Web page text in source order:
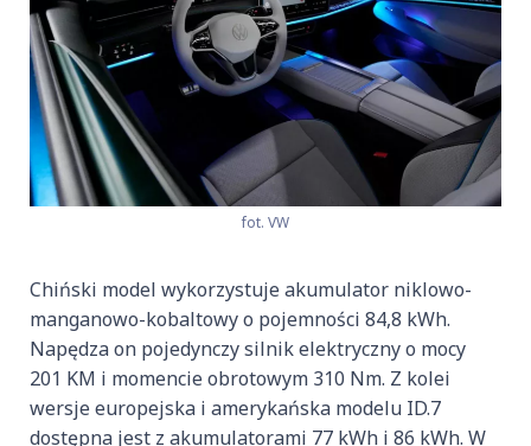
fot. VW
Chiński model wykorzystuje akumulator niklowo-
manganowo-kobaltowy o pojemności 84,8 kWh.
Napędza on pojedynczy silnik elektryczny o mocy
201 KM i momencie obrotowym 310 Nm. Z kolei
wersje europejska i amerykańska modelu ID.7
dostępna jest z akumulatorami 77 kWh i 86 kWh. W